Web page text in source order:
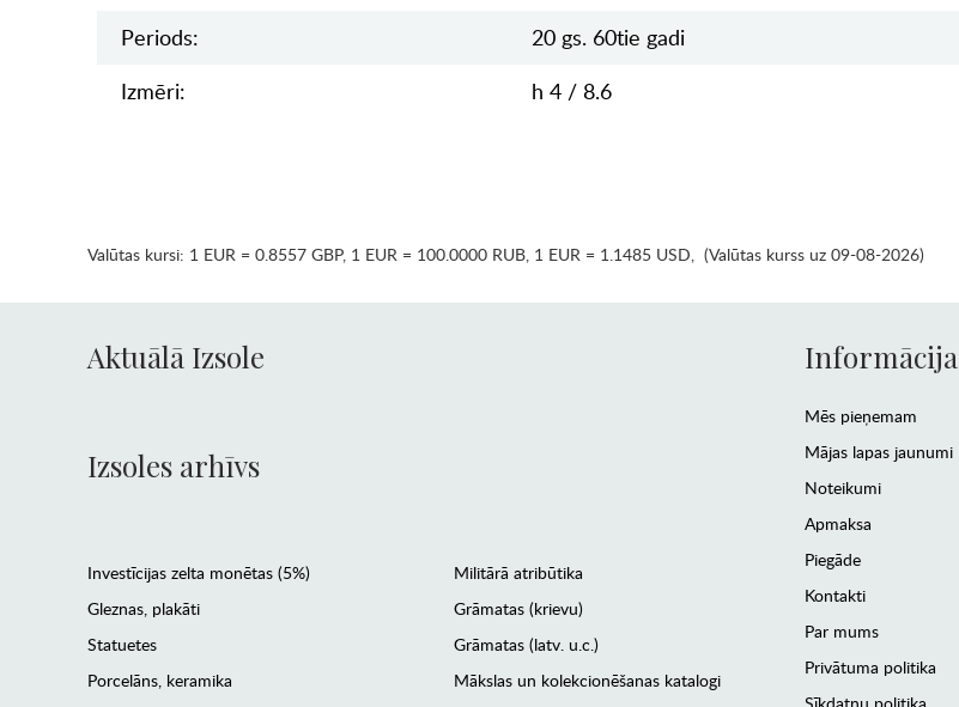
Periods:
20 gs. 60tie gadi
Izmēri:
h 4 / 8.6
Valūtas kursi: 1 EUR = 0.8557 GBP, 1 EUR = 100.0000 RUB, 1 EUR = 1.1485 USD, (Valūtas kurss uz 09-08-2026)
Aktuālā Izsole
Izsoles arhīvs
Investīcijas zelta monētas (5%)
Gleznas, plakāti
Statuetes
Porcelāns, keramika
Militārā atribūtika
Grāmatas (krievu)
Grāmatas (latv. u.c.)
Mākslas un kolekcionēšanas katalogi
Informācija
Mēs pieņemam
Mājas lapas jaunumi
Noteikumi
Apmaksa
Piegāde
Kontakti
Par mums
Privātuma politika